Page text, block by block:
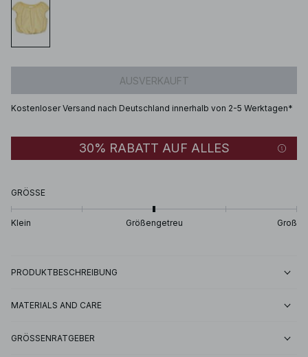
AUSVERKAUFT
Kostenloser Versand nach Deutschland innerhalb von 2-5 Werktagen*
30% RABATT AUF ALLES
GRÖSSE
Klein Größengetreu Groß
PRODUKTBESCHREIBUNG
MATERIALS AND CARE
GRÖSSENRATGEBER